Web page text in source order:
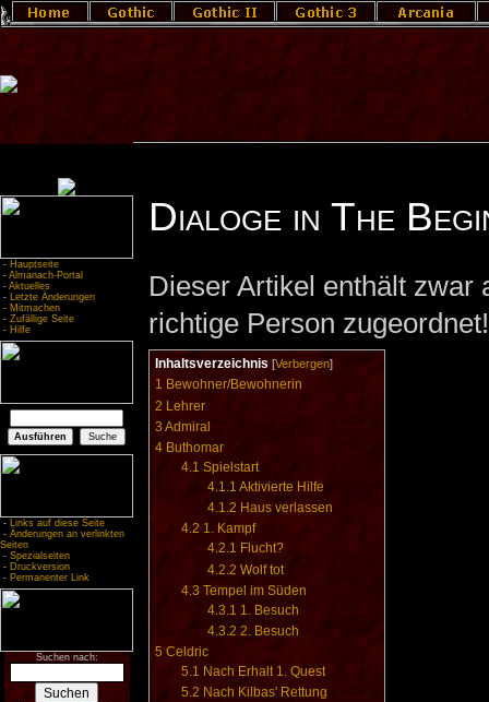
- Hauptseite
- Almanach-Portal
- Aktuelles
- Letzte Änderungen
- Mitmachen
- Zufällige Seite
- Hilfe
- Links auf diese Seite
- Änderungen an verlinkten
Seiten
- Spezialseiten
- Druckversion
- Permanenter Link
Suchen nach:
Dialoge in The
Dieser Artikel enthält zwar
richtige Person zugeordnet!
Inhaltsverzeichnis [Verbergen]
1 Bewohner/Bewohnerin
2 Lehrer
3 Admiral
4 Buthomar
4.1 Spielstart
4.1.1 Aktivierte Hilfe
4.1.2 Haus verlassen
4.2 1. Kampf
4.2.1 Flucht?
4.2.2 Wolf tot
4.3 Tempel im Süden
4.3.1 1. Besuch
4.3.2 2. Besuch
5 Celdric
5.1 Nach Erhalt 1. Quest
5.2 Nach Kilbas' Rettung